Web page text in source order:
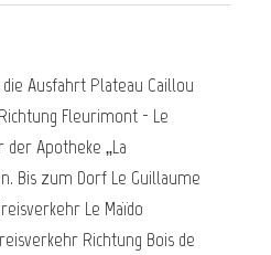
Ausfahrt Plateau Caillou
Fleurimont - Le
Apotheke „La
Bis zum Dorf Le Guillaume
Le Maïdo
Richtung Bois de